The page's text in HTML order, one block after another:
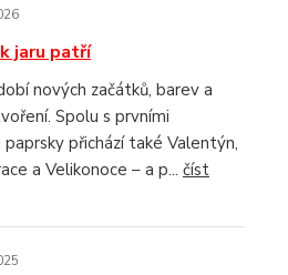
jaru patří
nových začátků, barev a
Spolu s prvními
paprsky přichází také Valentýn,
a Velikonoce – a p... číst